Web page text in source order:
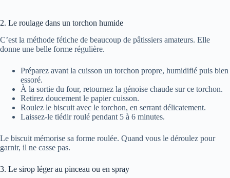
2. Le roulage dans un torchon humide
C’est la méthode fétiche de beaucoup de pâtissiers amateurs. Elle
donne une belle forme régulière.
Préparez avant la cuisson un torchon propre, humidifié puis bien
essoré.
À la sortie du four, retournez la génoise chaude sur ce torchon.
Retirez doucement le papier cuisson.
Roulez le biscuit avec le torchon, en serrant délicatement.
Laissez-le tiédir roulé pendant 5 à 6 minutes.
Le biscuit mémorise sa forme roulée. Quand vous le déroulez pour
garnir, il ne casse pas.
3. Le sirop léger au pinceau ou en spray